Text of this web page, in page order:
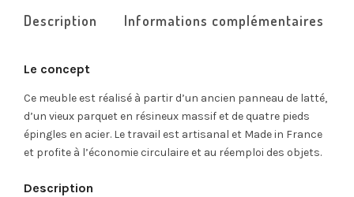
Description Informations complémentaires
Le concept
Ce meuble est réalisé à partir d’un ancien panneau de latté,
d’un vieux parquet en résineux massif et de quatre pieds
épingles en acier. Le travail est artisanal et Made in France
et profite à l’économie circulaire et au réemploi des objets.
Description